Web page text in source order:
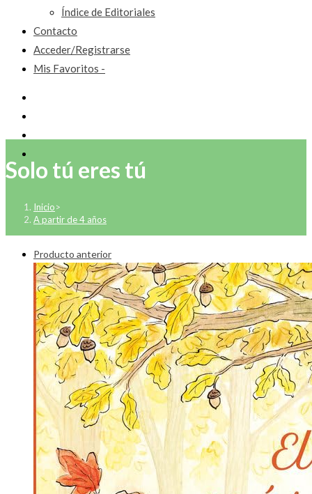
Índice de Editoriales
Contacto
Acceder/Registrarse
Mis Favoritos -
Solo tú eres tú
Inicio>
A partir de 4 años
Producto anterior